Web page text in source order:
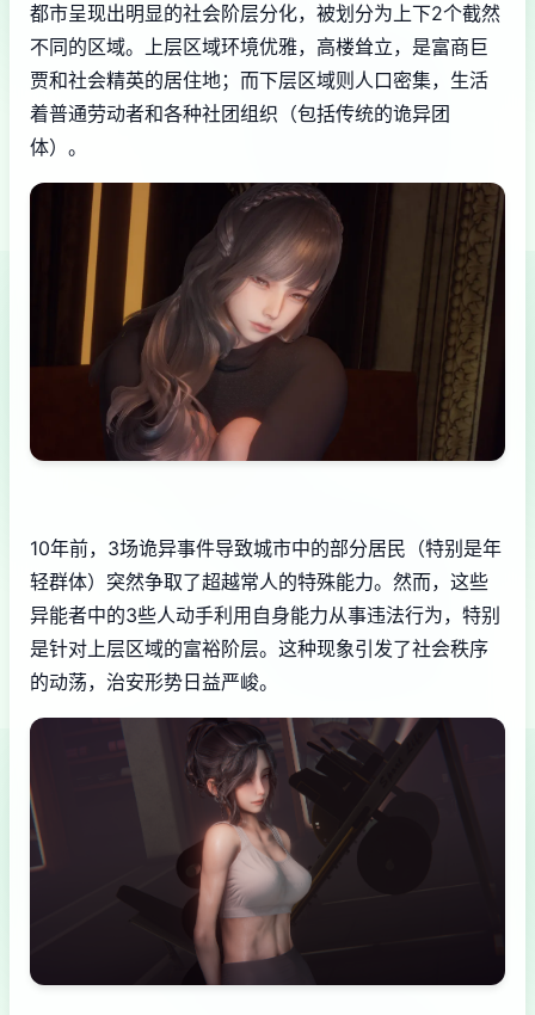
都市呈现出明显的社会阶层分化，被划分为上下2个截然
不同的区域。上层区域环境优雅，高楼耸立，是富商巨
贾和社会精英的居住地；而下层区域则人口密集，生活
着普通劳动者和各种社团组织（包括传统的诡异团
体）。
10年前，3场诡异事件导致城市中的部分居民（特别是年
轻群体）突然争取了超越常人的特殊能力。然而，这些
异能者中的3些人动手利用自身能力从事违法行为，特别
是针对上层区域的富裕阶层。这种现象引发了社会秩序
的动荡，治安形势日益严峻。